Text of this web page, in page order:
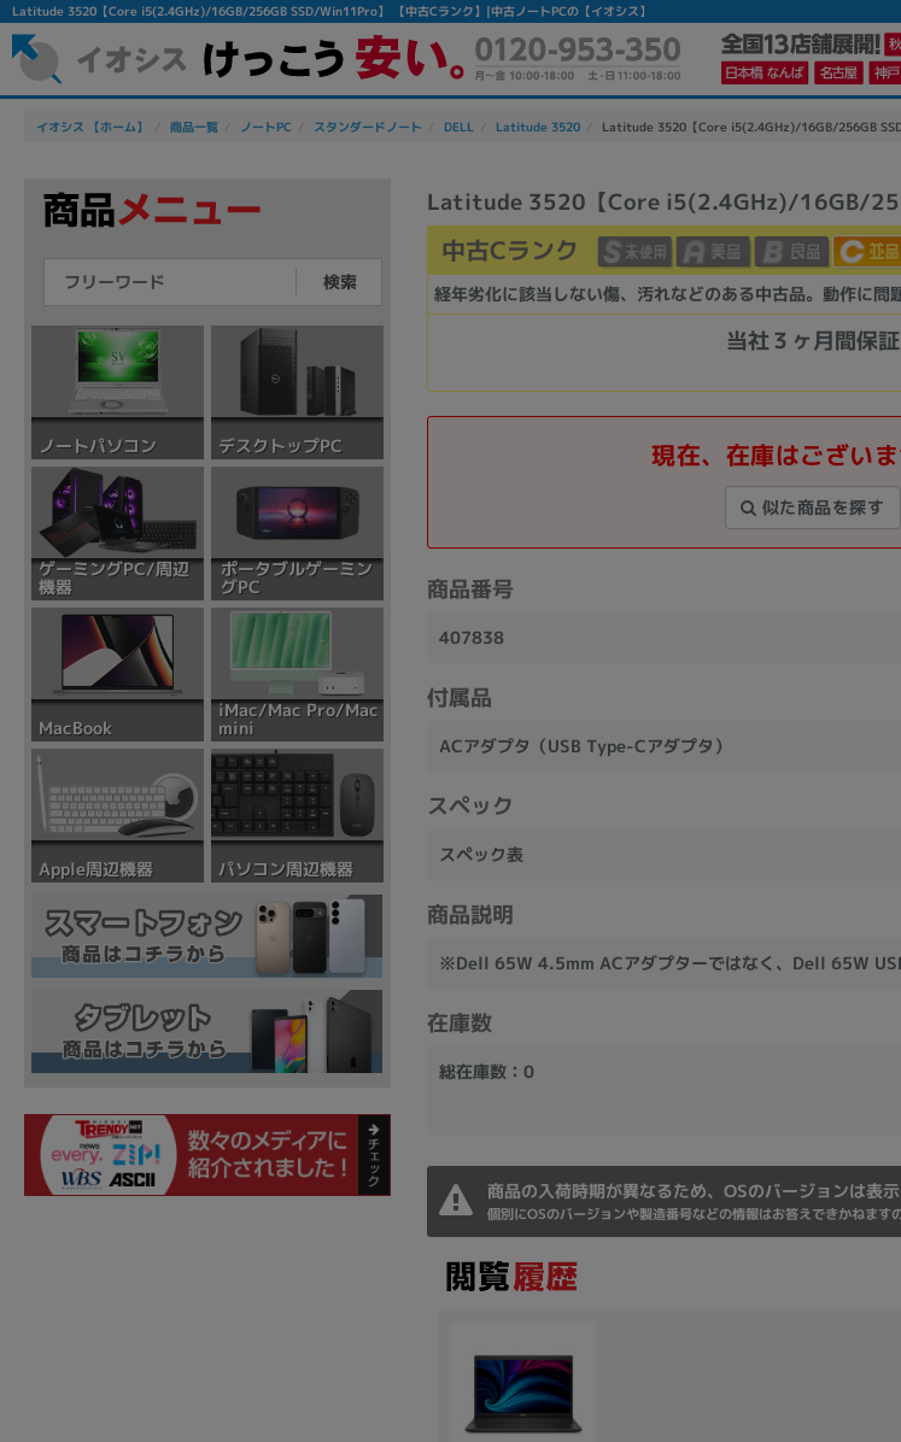
Latitude 3520【Core i5(2.4GHz)/16GB/256GB SSD/Win11Pro】 【中古Cランク】|中古ノートPCの【イオシス】
イオシス 【ホーム】 商品一覧 ノートPC スタンダードノート DELL Latitude 3520 Latitude 3520【Core i5(2.4GHz)/16GB/256GB
Latitude 3520【Core i5(2.4GHz)/16GB/
中古Cランク
経年劣化に該当しない傷、汚れなどのある中古品。動作に問
当社３ヶ月間保証
現在、在庫はございま
似た商品を探す
商品番号
407838
付属品
ACアダプタ（USB Type-Cアダプタ）
スペック
スペック表
商品説明
※Dell 65W 4.5mm ACアダプターではなく、Dell 65W
在庫数
総在庫数：0
商品の入荷時期が異なるため、OSのバージョンは表
個別にOSのバージョンや製造番号などの情報はお答えできかねます
検索
ノートパソコン デスクトップPC
ゲーミングPC/周辺
機器
ポータブルゲーミン
グPC
MacBook
iMac/Mac Pro/Mac
mini
Apple周辺機器 パソコン周辺機器